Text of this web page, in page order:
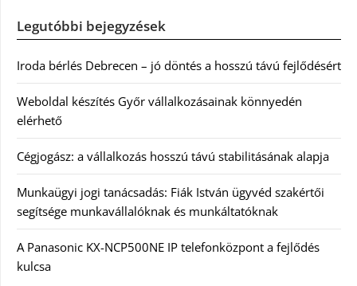
Legutóbbi bejegyzések
Iroda bérlés Debrecen – jó döntés a hosszú távú fejlődésért
Weboldal készítés Győr vállalkozásainak könnyedén
elérhető
Cégjogász: a vállalkozás hosszú távú stabilitásának alapja
Munkaügyi jogi tanácsadás: Fiák István ügyvéd szakértői
segítsége munkavállalóknak és munkáltatóknak
A Panasonic KX-NCP500NE IP telefonközpont a fejlődés
kulcsa